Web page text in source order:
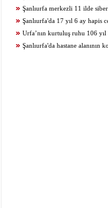
Şanlıurfa merkezli 11 ilde
gözaltıŞanlıurfa'da 17 yıl 6 ay hapis
Urfa’nın kurtuluş ruhu 106 yıl
topraklar kanla ve imanla
Şanlıurfa'da hastane alanının